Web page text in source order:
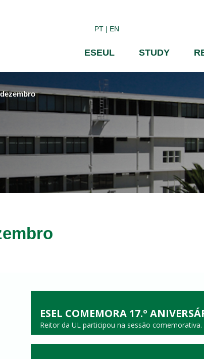
main
PT EN
ESEUL STUDY
dezembro
ESEL COMEMORA 17.º
Reitor da UL participou na sessão comemorativa.